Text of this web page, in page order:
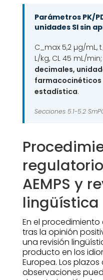
Parámetros PK/
unidades SI sin
C_max 5,2 µg/mL,
L/kg, CL 45 mL/
decimales,
farmacocinéticos
estadística.
Secciones 5.1-5.2
AEMPS y
lingüística
En el procedimiento
tras la opinión
una revisión
producto en los
Europea. Los
observaciones